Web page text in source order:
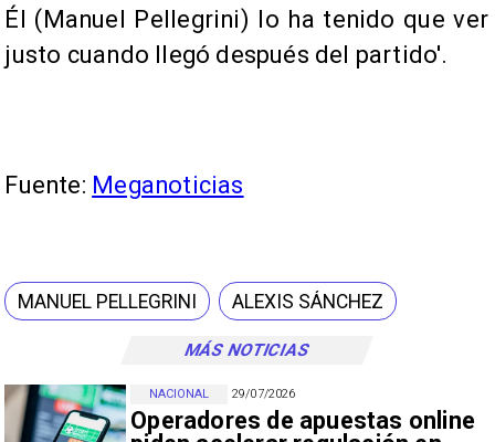
MÁS NOTICIAS
29/07/2026
Operadores de apuestas online
NACIONAL
Él (Manuel Pellegrini) lo ha tenido que ver
justo cuando llegó después del partido'.
Fuente: Meganoticias
MANUEL PELLEGRINI ALEXIS SÁNCHEZ